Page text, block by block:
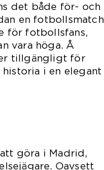
det både för- och
en fotbollsmatch
för fotbollsfans,
vara höga. Å
tillgängligt för
i en elegant
göra i Madrid,
Oavsett